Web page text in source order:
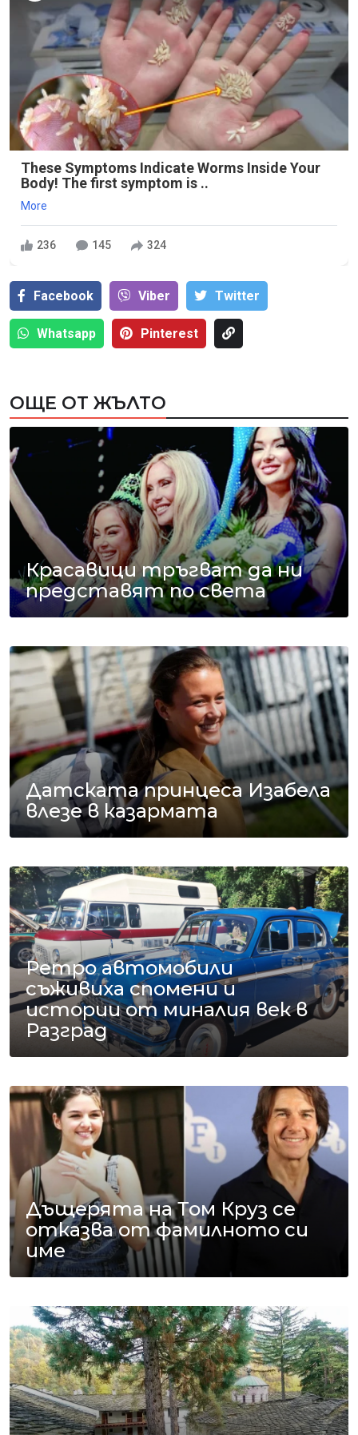
These Symptoms Indicate Worms Inside Your
Body! The first symptom is ..
More
236 145 324
Facebook Viber Тwitter
Whatsapp Pinterest
ОЩЕ ОТ ЖЪЛТО
Красавици тръгват да ни
представят по света
Датската принцеса Изабела
влезе в казармата
Ретро автомобили
съживиха спомени и
истории от миналия век в
Разград
Дъщерята на Том Круз се
отказва от фамилното си
име